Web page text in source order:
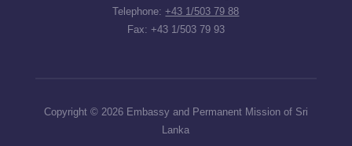
Telephone:+43 1/503 79 88
Fax: +43 1/503 79 93
Copyright © 2026 Embassy and Permanent Mission of Sri
Lanka